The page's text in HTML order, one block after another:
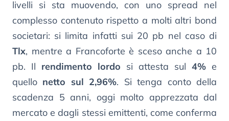
livelli si sta muovendo, con uno spread nel
complesso contenuto rispetto a molti altri bond
societari: si limita infatti sui 20 pb nel caso di
Tlx, mentre a Francoforte è sceso anche a 10
pb. Il rendimento lordo si attesta sul 4% e
quello netto sul 2,96%. Si tenga conto della
scadenza 5 anni, oggi molto apprezzata dal
mercato e dagli stessi emittenti, come conferma